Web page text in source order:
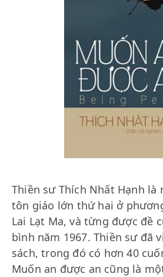
Thiền sư Thích Nhất Hạnh là
tôn giáo lớn thứ hai ở
Lai Lạt Ma, và từng được đề
bình năm 1967. Thiền sư đã
sách, trong đó có hơn 40
Muốn an được an cũng là